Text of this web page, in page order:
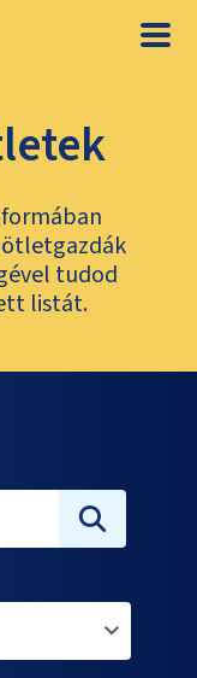
tudod
listát.